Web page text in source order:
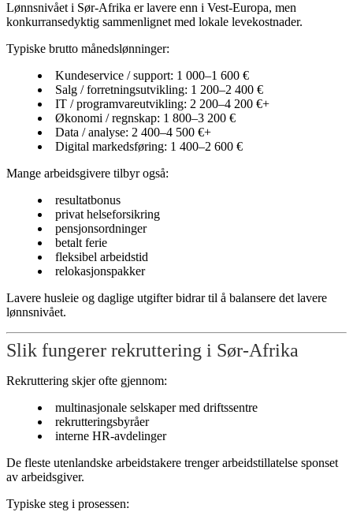
Lønnsnivået i Sør-Afrika er lavere enn i Vest-Europa, men
konkurransedyktig sammenlignet med lokale levekostnader.
Typiske brutto månedslønninger:
Kundeservice / support: 1 000–1 600 €
Salg / forretningsutvikling: 1 200–2 400 €
IT / programvareutvikling: 2 200–4 200 €+
Økonomi / regnskap: 1 800–3 200 €
Data / analyse: 2 400–4 500 €+
Digital markedsføring: 1 400–2 600 €
Mange arbeidsgivere tilbyr også:
resultatbonus
privat helseforsikring
pensjonsordninger
betalt ferie
fleksibel arbeidstid
relokasjonspakker
Lavere husleie og daglige utgifter bidrar til å balansere det lavere
lønnsnivået.
Slik fungerer rekruttering i Sør-Afrika
Rekruttering skjer ofte gjennom:
multinasjonale selskaper med driftssentre
rekrutteringsbyråer
interne HR-avdelinger
De fleste utenlandske arbeidstakere trenger arbeidstillatelse sponset
av arbeidsgiver.
Typiske steg i prosessen: